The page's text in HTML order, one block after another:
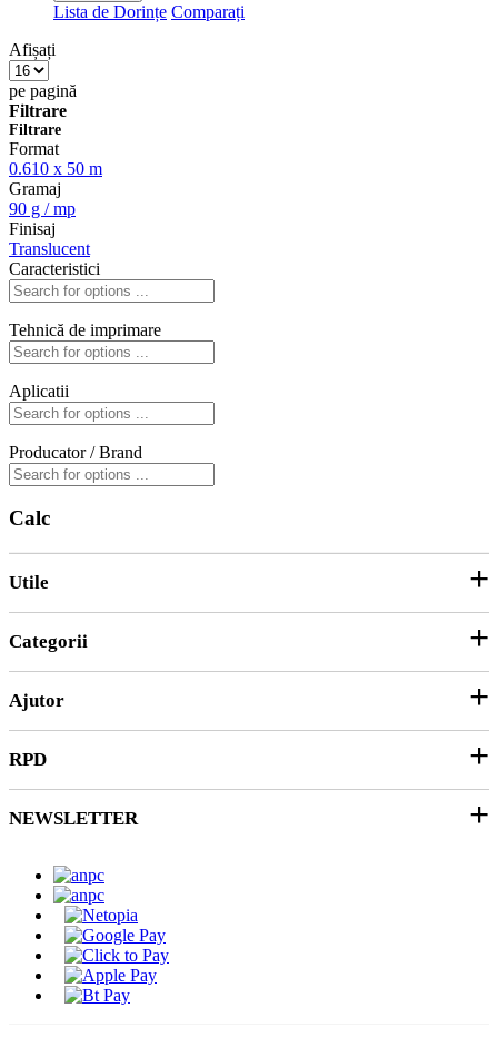
Lista de Dorințe Comparați
Afișați
pe pagină
Filtrare
Filtrare
Format
0.610 x 50 m
Gramaj
90 g / mp
Finisaj
Translucent
Caracteristici
Tehnică de imprimare
Aplicatii
Producator / Brand
Calc
Utile
Parteneri
Categorii
Hârtie și Cartoane
Ambalare
Ajutor
RPD
Despre noi
Modalitati de Livrare
NEWSLETTER